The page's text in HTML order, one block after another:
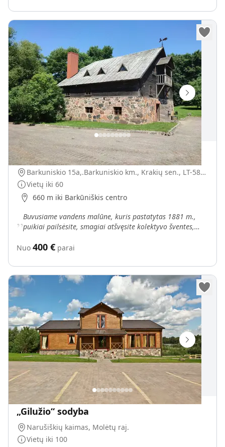
Sodyba „Senas malūnas“
Barkuniskio 15a,.Barkuniskio km., Krakių sen., LT-58035 Kėdainių r.
Vietų iki 60
660 m iki Barkūniškis centro
„Buvusiame vandens malūne, kuris pastatytas 1881 m.,
puikiai pailsėsite, smagiai atšvęsite kolektyvo šventes,
Nuo 400 € parai
„Gilužio“ sodyba
Narušiškių kaimas, Molėtų raj.
Vietų iki 100